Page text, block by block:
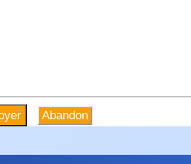
Abandon